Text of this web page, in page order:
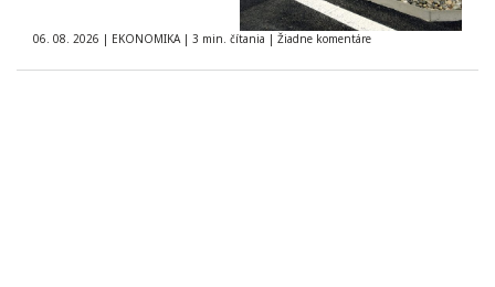
06. 08. 2026 | EKONOMIKA | 3 min. čítania | Žiadne komentáre